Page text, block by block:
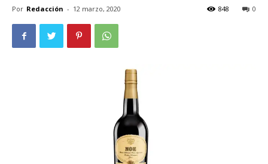
Por Redacción - 12 marzo, 2020 0
848